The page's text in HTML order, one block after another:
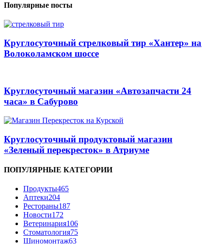
Популярные посты
Круглосуточный стрелковый тир «Хантер» на
Волоколамском шоссе
Круглосуточный магазин «Автозапчасти 24
часа» в Сабурово
Круглосуточный продуктовый магазин
«Зеленый перекресток» в Атриуме
ПОПУЛЯРНЫЕ КАТЕГОРИИ
Продукты465
Аптеки204
Рестораны187
Новости172
Ветеринария106
Стоматология75
Шиномонтаж63